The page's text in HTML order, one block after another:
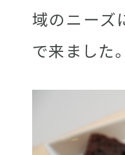
域のニーズ
で来ました。